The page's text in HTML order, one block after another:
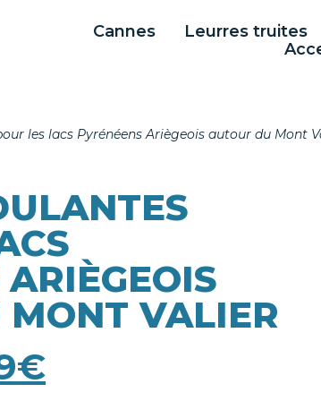
Cannes Leurres truites
les lacs Pyrénéens Ariègeois autour du Mont
VALIER
€